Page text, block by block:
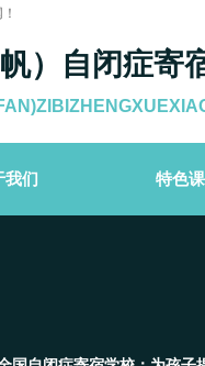
）自闭症寄
我们 特色